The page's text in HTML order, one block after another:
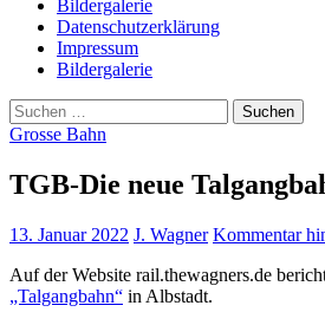
Bildergalerie
Datenschutzerklärung
Impressum
Bildergalerie
Suchen
nach:
Grosse Bahn
TGB-Die neue
13. Januar 2022 J. Wagner Kommentar
Auf der Website rail.thewagners.de
„Talgangbahn“ in Albstadt.